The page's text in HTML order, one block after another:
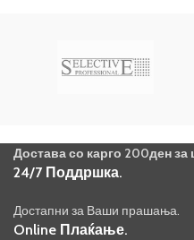
Достава со карго 200ден за
24/7 Поддршка.
Достапни за Ваши прашања.
Online Плаќање.